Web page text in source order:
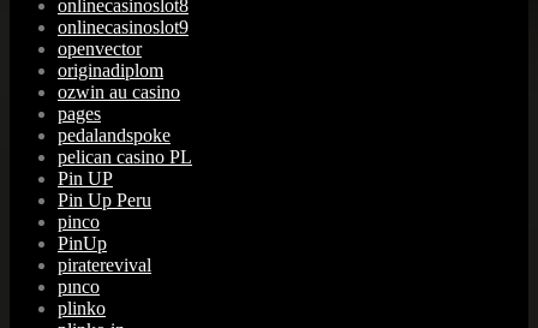
onlinecasinoslot8
onlinecasinoslot9
openvector
originadiplom
ozwin au casino
pages
pedalandspoke
pelican casino PL
Pin UP
Pin Up Peru
pinco
PinUp
piraterevival
pınco
plinko